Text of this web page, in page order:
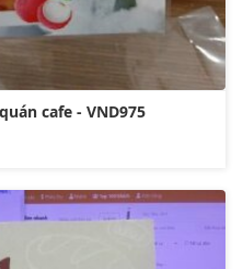
cafe - VND975